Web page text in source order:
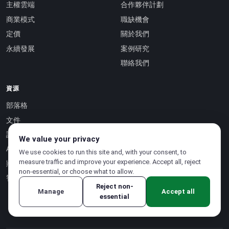
主權雲端
商業模式
定價
永續發展
合作夥伴計劃
職缺機會
關於我們
案例研究
聯絡我們
資源
部落格
文件
認證
API 參考 ↗
狀態頁面 ↗
智慧即服務 ↗
We value your privacy
We use cookies to run this site and, with your consent, to
measure traffic and improve your experience. Accept all, reject
non-essential, or choose what to allow.
Manage
Reject non-
essential
Accept all